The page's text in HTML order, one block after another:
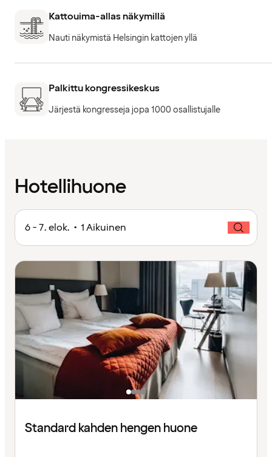
Kattouima-allas näkymillä
Nauti näkymistä Helsingin kattojen yllä
Palkittu kongressikeskus
Järjestä kongresseja jopa 1000 osallistujalle
Hotellihuone
6 - 7. elok. • 1 Aikuinen
Standard kahden hengen huone